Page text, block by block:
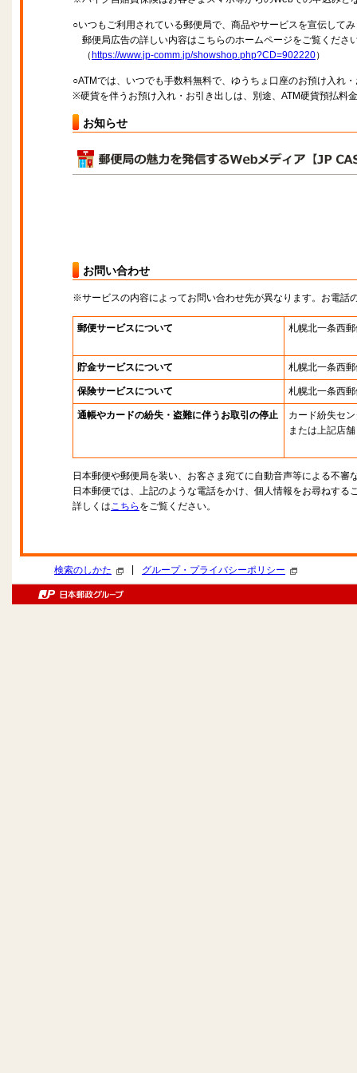
○いつもご利用されている郵便局で、商品やサービスを宣伝して
郵便局広告の詳しい内容はこちらのホームページをご覧くださ
（ https://www.jp-comm.jp/showshop.php?CD=902220）
○ATMでは、いつでも手数料無料で、ゆうちょ口座のお預け入れ
※硬貨を伴うお預け入れ・お引き出しは、別途、ATM硬貨預払料
お知らせ
お問い合わせ
※サービスの内容によってお問い合わせ先が異なります。お電話
郵便サービスについて 札幌北一条西
貯金サービスについて 札幌北一条西
保険サービスについて 札幌北一条西
通帳やカードの紛失・盗難に伴うお取引の停止
カード紛失セ
または上記店舗
日本郵便や郵便局を装い、お客さま宛てに自動音声等による不審
日本郵便では、上記のような電話をかけ、個人情報をお尋ねする
詳しくはこちら をご覧ください。
検索のしかた グループ・プライバシーポリシー